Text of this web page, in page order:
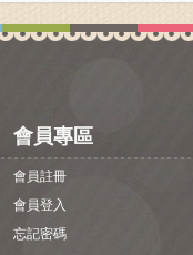
會員專區
會員註冊
會員登入
忘記密碼